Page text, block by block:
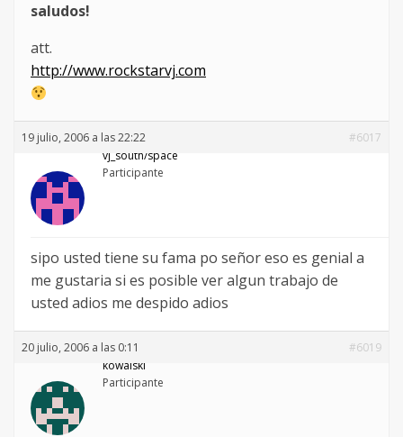
saludos!
att.
http://www.rockstarvj.com
19 julio, 2006 a las 22:22
#6017
vj_south/space
Participante
sipo usted tiene su fama po señor eso es genial a
me gustaria si es posible ver algun trabajo de
usted adios me despido adios
20 julio, 2006 a las 0:11
#6019
kowalski
Participante